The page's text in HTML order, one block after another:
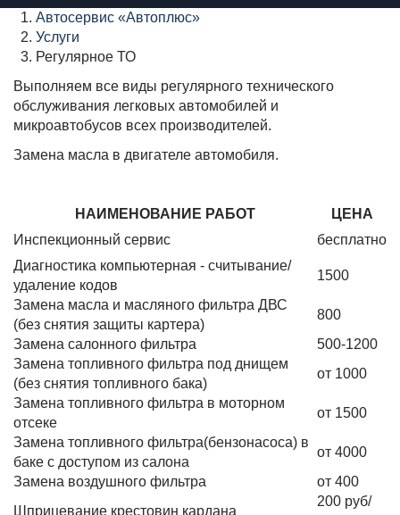
Автосервис «Автоплюс»
Услуги
Регулярное ТО
Выполняем все виды регулярного технического
обслуживания легковых автомобилей и
микроавтобусов всех производителей.
Замена масла в двигателе автомобиля.
НАИМЕНОВАНИЕ РАБОТ
ЦЕНА
Инспекционный сервис
бесплатно
Диагностика компьютерная - считывание/
удаление кодов
1500
Замена масла и масляного фильтра ДВС
(без снятия защиты картера)
800
Замена салонного фильтра
500-1200
Замена топливного фильтра под днищем
(без снятия топливного бака)
от 1000
Замена топливного фильтра в моторном
отсеке
от 1500
Замена топливного фильтра(бензонасоса) в
баке с доступом из салона
от 4000
Замена воздушного фильтра
от 400
Шприцевание крестовин кардана
200 руб/